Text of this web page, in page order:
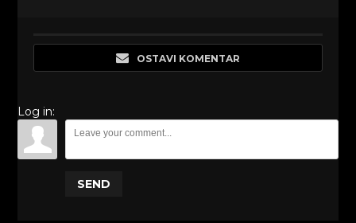
OSTAVI KOMENTAR
Log in:
SEND